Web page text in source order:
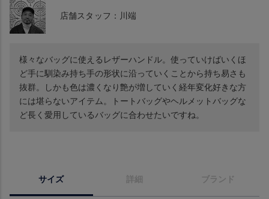
店舗スタッフ：川端
様々なバッグに使えるレザーハンドル。使っていけばいくほ
ど手に馴染み持ち手の形状に沿っていくことから持ち易さも
抜群。しかも色は濃くなり艶が増していく経年変化好きな方
には堪らないアイテム。トートバッグやヘルメットバッグな
ど長く愛用しているバッグに合わせたいですね。
サイズ 詳細 ブランド